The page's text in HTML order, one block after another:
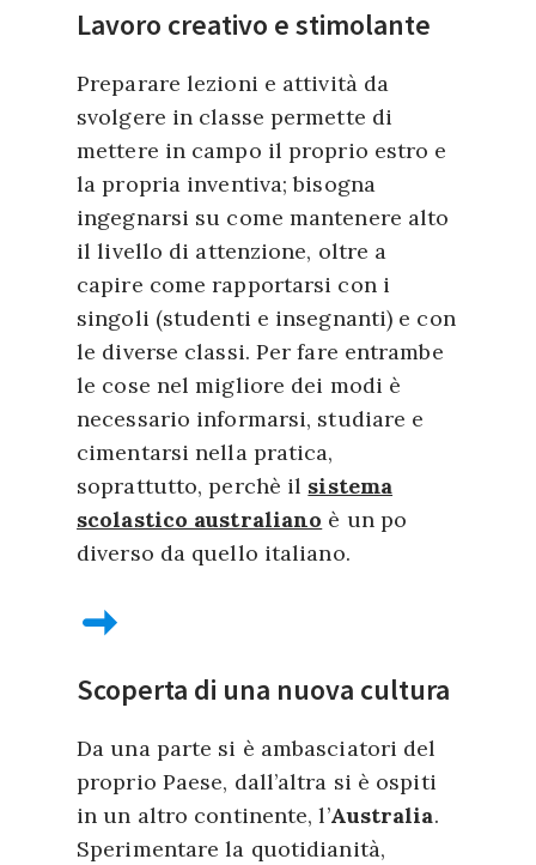
Lavoro creativo e stimolante
Preparare lezioni e attività da
svolgere in classe permette di
mettere in campo il proprio estro e
la propria inventiva; bisogna
ingegnarsi su come mantenere alto
il livello di attenzione, oltre a
capire come rapportarsi con i
singoli (studenti e insegnanti) e con
le diverse classi. Per fare entrambe
le cose nel migliore dei modi è
necessario informarsi, studiare e
cimentarsi nella pratica,
soprattutto, perchè il sistema
scolastico australiano è un po
diverso da quello italiano.
Scoperta di una nuova cultura
Da una parte si è ambasciatori del
proprio Paese, dall’altra si è ospiti
in un altro continente, l’Australia.
Sperimentare la quotidianità,